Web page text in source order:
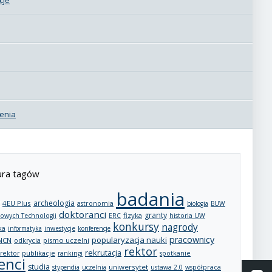
tagów
4EU Plus archeologia astronomia badania biologia BUW
Technologii doktoranci ERC fizyka granty historia UW
informatyka inwestycje konferencje konkursy nagrody
odkrycia pismo uczelni popularyzacja nauki pracownicy
publikacje rankingi rekrutacja rektor spotkanie
studia stypendia uczelnia uniwersytet ustawa 2.0 współpraca